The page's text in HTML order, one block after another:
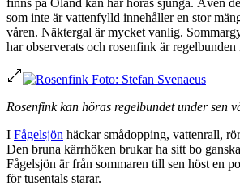
finns på Öland kan här höras sjunga. Även
som inte är vattenfylld innehåller en stor
våren. Näktergal är mycket vanlig.
har observerats och rosenfink är regelbunden
Rosenfink kan höras regelbundet under sen
I Fågelsjön häckar smådopping, vattenrall,
Den bruna kärrhöken brukar ha sitt bo
Fågelsjön är från sommaren till sen höst en
för tusentals starar.